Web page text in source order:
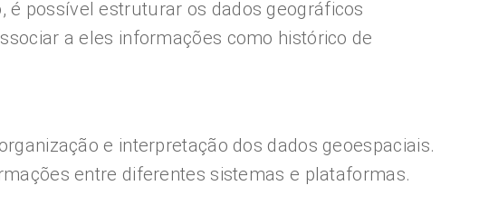
é possível estruturar os dados geográficos
a eles informações como histórico de
e interpretação dos dados geoespaciais.
entre diferentes sistemas e plataformas.